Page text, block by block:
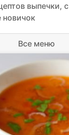
выпечки,
новичок
Все меню